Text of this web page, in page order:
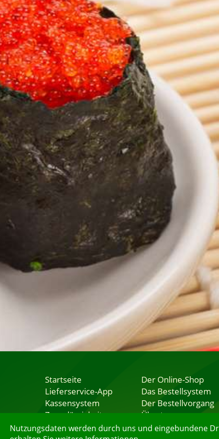
Nutzungsdaten werden durch uns und eingebundene
Startseite
Lieferservice-App
Kassensystem
Zuverlässigkeit
Sicherheit
Der Online-Shop
Das Bestellsystem
Der Bestellvorgang
Übertragung
Testshop